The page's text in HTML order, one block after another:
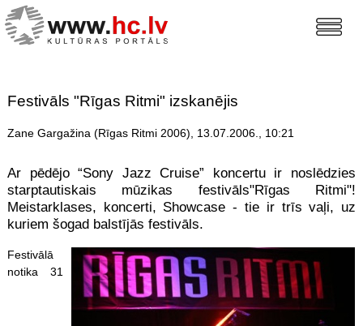
Festivāls "Rīgas Ritmi" izskanējis
Zane Gargažina (Rīgas Ritmi 2006), 13.07.2006., 10:21
Ar pēdējo “Sony Jazz Cruise” koncertu ir noslēdzies
starptautiskais mūzikas festivāls"Rīgas Ritmi"!
Meistarklases, koncerti, Showcase - tie ir trīs vaļi, uz
kuriem šogad balstījās festivāls.
Festivālā
notika 31